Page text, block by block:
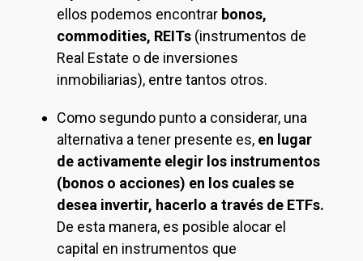
ellos podemos encontrar bonos,
commodities, REITs (instrumentos de
Real Estate o de inversiones
inmobiliarias), entre tantos otros.
Como segundo punto a considerar, una
alternativa a tener presente es, en lugar
de activamente elegir los instrumentos
(bonos o acciones) en los cuales se
desea invertir, hacerlo a través de ETFs.
De esta manera, es posible alocar el
capital en instrumentos que